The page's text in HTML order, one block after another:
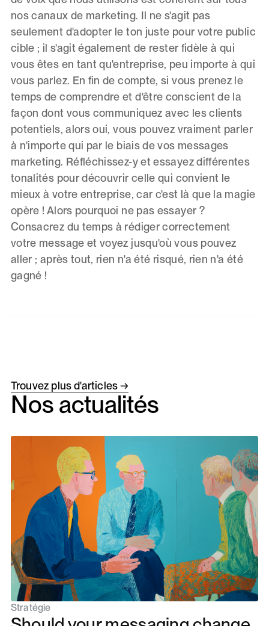
nos canaux de marketing. Il ne s'agit pas
seulement d'adopter le ton juste pour votre public
cible ; il s'agit également de rester fidèle à qui
vous êtes en tant qu'entreprise, peu importe à qui
vous parlez. En fin de compte, si vous prenez le
temps de comprendre et d'être conscient de la
façon dont vous communiquez avec les clients
potentiels, alors oui, vous pouvez vraiment parler
à n'importe qui par le biais de vos messages
marketing. Réfléchissez-y et essayez différentes
tonalités pour découvrir celle qui convient le
mieux à votre entreprise, car c'est là que la magie
opère ! Alors pourquoi ne pas essayer ?
Consacrez du temps à rédiger correctement
votre message et voyez jusqu'où vous pouvez
aller ; après tout, rien n'a été risqué, rien n'a été
gagné !
Trouvez plus d'articles →
Nos actualités
Stratégie